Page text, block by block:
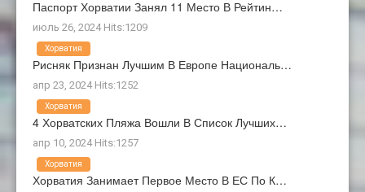
Паспорт Хорватии Занял 11 Место В Рейтин…
июль 26, 2024 Hits:1209
Рисняк Признан Лучшим В Европе Националь…
апр 23, 2024 Hits:1252
Хорватия
4 Хорватских Пляжа Вошли В Список Лучших…
апр 10, 2024 Hits:1257
Хорватия
Хорватия Занимает Первое Место В ЕС По К…
Хорватия